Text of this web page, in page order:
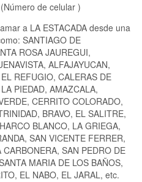
de celular )
a LA ESTACADA desde una
SANTIAGO DE
ROSA JAUREGUI,
ALFAJAYUCAN,
REFUGIO, CALERAS DE
PIEDAD, AMAZCALA,
CERRITO COLORADO,
BRAVO, EL SALITRE,
BLANCO, LA GRIEGA,
SAN VICENTE FERRER,
SAN PEDRO DE
MARIA DE LOS BAÑOS,
EL NABO, EL JARAL, etc.